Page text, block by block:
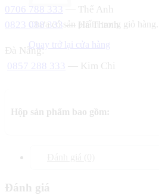
Chưa có sản phẩm trong giỏ hàng.
Quay trở lại cửa hàng
0706 788 333
— Thế Anh
0823 088 333— Hà Thanh
Đà Nẵng:
0857 288 333
— Kim Chi
Hộp sản phẩm bao gồm:
Đánh giá